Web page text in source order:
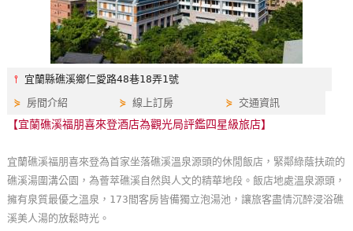
紅
你
玩
玩
樂
地
⫯ 宜蘭縣礁溪鄉仁愛路48巷18弄1號
⋟ 房間介紹 ⋟線上訂房 ⋟ 交通資訊
【宜蘭礁溪福朋喜來登酒店為觀光局評鑑四星級旅店】
宜蘭礁溪福朋喜來登為首家坐落礁溪溫泉源頭的休閒飯店，緊鄰綠蔭扶疏的
礁溪湯圍溝公園，為薈萃礁溪自然與人文的精華地段。飯店地處溫泉源頭，
擁有泉質最優之溫泉，173間客房皆備獨立泡湯池，讓旅客盡情沉醉浸浴礁
溪美人湯的放鬆時光。